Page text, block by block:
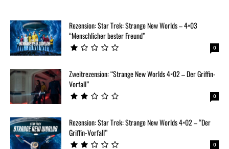
Rezension: Star Trek: Strange New Worlds – 4×03
“Menschlicher bester Freund”
0
Zweitrezension: “Strange New Worlds 4×02 – Der Griffin-
Vorfall”
0
Rezension: Star Trek: Strange New Worlds 4×02 – “Der
Griffin-Vorfall”
0